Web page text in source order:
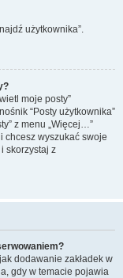
użytkownika”.
moje posty”
“Posty użytkownika”
z menu „Więcej…”
chcesz wyszukać swoje
skorzystaj z
dodawanie zakładek w
gdy w temacie pojawia